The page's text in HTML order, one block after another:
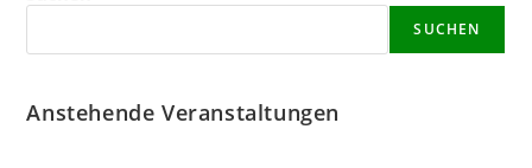
SUCHEN
Anstehende Veranstaltungen